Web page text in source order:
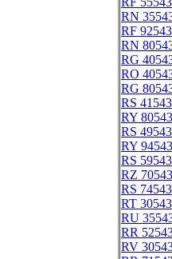
RN
RF 92543
RN
RG
RO
RG
RS 41543
RY 80543
RS 49543
RY 94543
RS 59543
RZ 70543
RS 74543
RT 30543
RU
RR
RV